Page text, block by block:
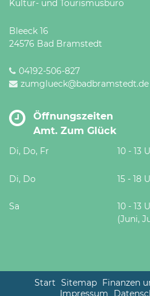
Kultur- und Tourismusbüro
Bleeck 16
24576 Bad Bramstedt
04192-506-827
zumglueck@badbramstedt.de
Öffnungszeiten
Amt. Zum Glück
Di, Do, Fr 10 - 13
Di, Do 15 - 18
Sa
10 - 13
(Juni,
Start Sitemap Finanzen
Impressum